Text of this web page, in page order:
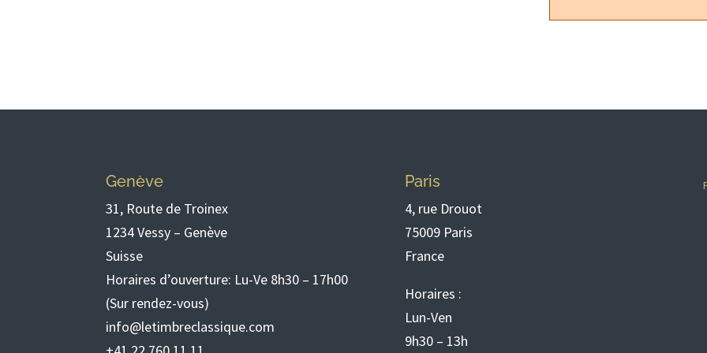
Genève
31, Route de Troinex
1234 Vessy – Genève
Suisse
Horaires d’ouverture: Lu-Ve 8h30 – 17h00
(Sur rendez-vous)
info@letimbreclassique.com
Paris
4, rue Drouot
75009 Paris
France
Horaires :
Lun-Ven
9h30 – 13h